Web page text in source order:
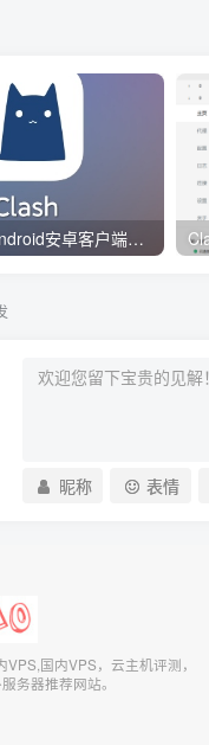
Clash for android安卓客户端保姆级新手使用教程
昵称 表情
国内VPS，云主机评测，
务器推荐网站。